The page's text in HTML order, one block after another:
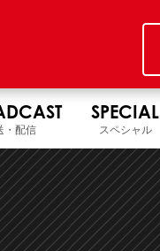
・配信
SPECIAL
スペシャル